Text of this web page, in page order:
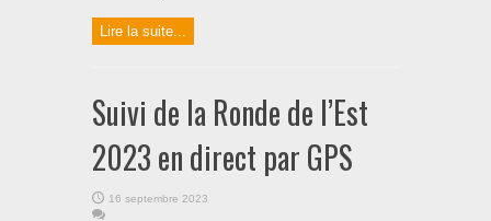
Lire la suite...
Suivi de la Ronde de l’Est
2023 en direct par GPS
16 septembre 2023